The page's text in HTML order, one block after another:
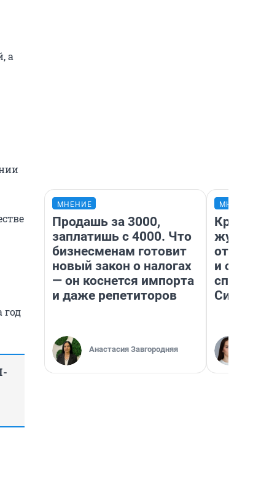
а
год
МНЕНИЕ
Продашь за 3000,
заплатишь с 4000. Что
бизнесменам готовит
новый закон о налогах
— он коснется импорта
и даже репетиторов
Анастасия Завгородняя
и